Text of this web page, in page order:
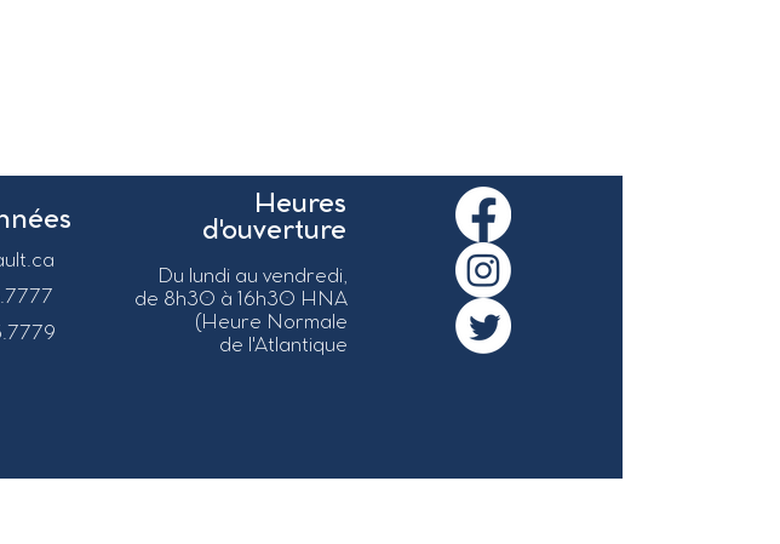
Heures
d'ouverture
Du lundi au vendredi,
de 8h30 à 16h30 HNA
(Heure Normale
de l'Atlantique